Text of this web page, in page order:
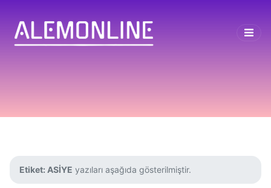
Etiket: ASİYE yazıları aşağıda gösterilmiştir.